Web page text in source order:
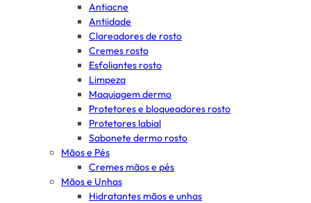
Antiacne
Antiidade
Clareadores de rosto
Cremes rosto
Esfoliantes rosto
Limpeza
Maquiagem dermo
Protetores e bloqueadores rosto
Protetores labial
Sabonete dermo rosto
Mãos e Pés
Cremes mãos e pés
Mãos e Unhas
Hidratantes mãos e unhas